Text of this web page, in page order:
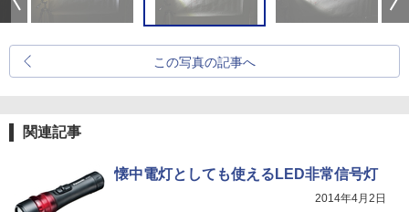
この写真の記事へ
関連記事
懐中電灯としても使えるLED非常信号灯
2014年4月2日